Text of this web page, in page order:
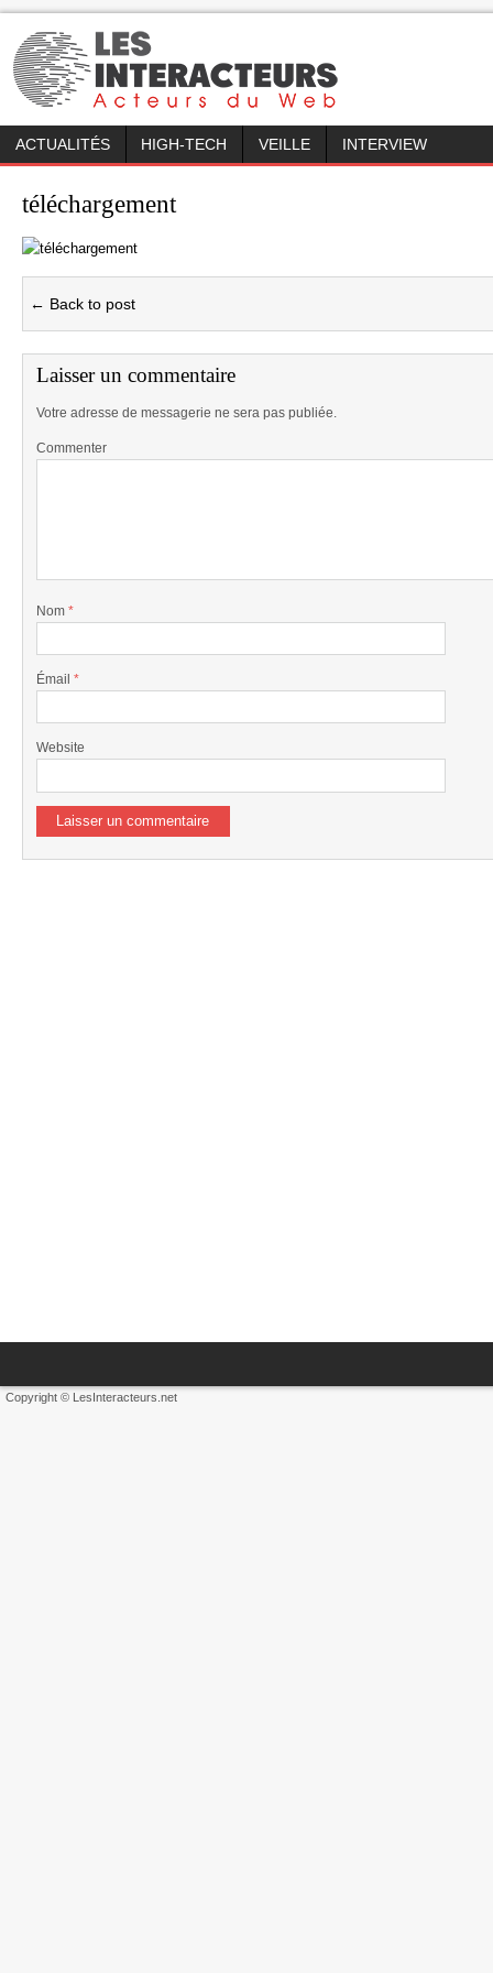
ACTUALITÉS HIGH-TECH VEILLE INTERVIEW
téléchargement
← Back to post
Laisser un commentaire
Votre adresse de messagerie ne sera pas publiée.
Commenter
Nom *
Émail *
Website
Copyright © LesInteracteurs.net